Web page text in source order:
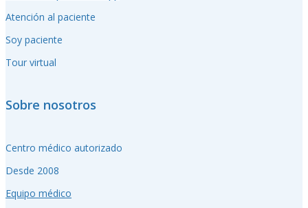
Atención al paciente
Soy paciente
Tour virtual
Sobre nosotros
Centro médico autorizado
Desde 2008
Equipo médico